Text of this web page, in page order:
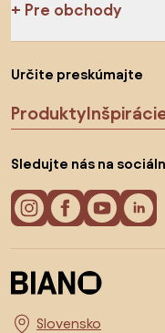
Pre obchody
Určite preskúmajte
Produkty
Sledujte nás na